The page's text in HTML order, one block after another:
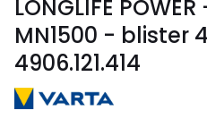
LONGLIFE
MN1500 - blister
4906.121.414